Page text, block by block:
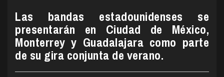
Las bandas estadounidenses se
presentarán en Ciudad de México,
Monterrey y Guadalajara como parte
de su gira conjunta de verano.